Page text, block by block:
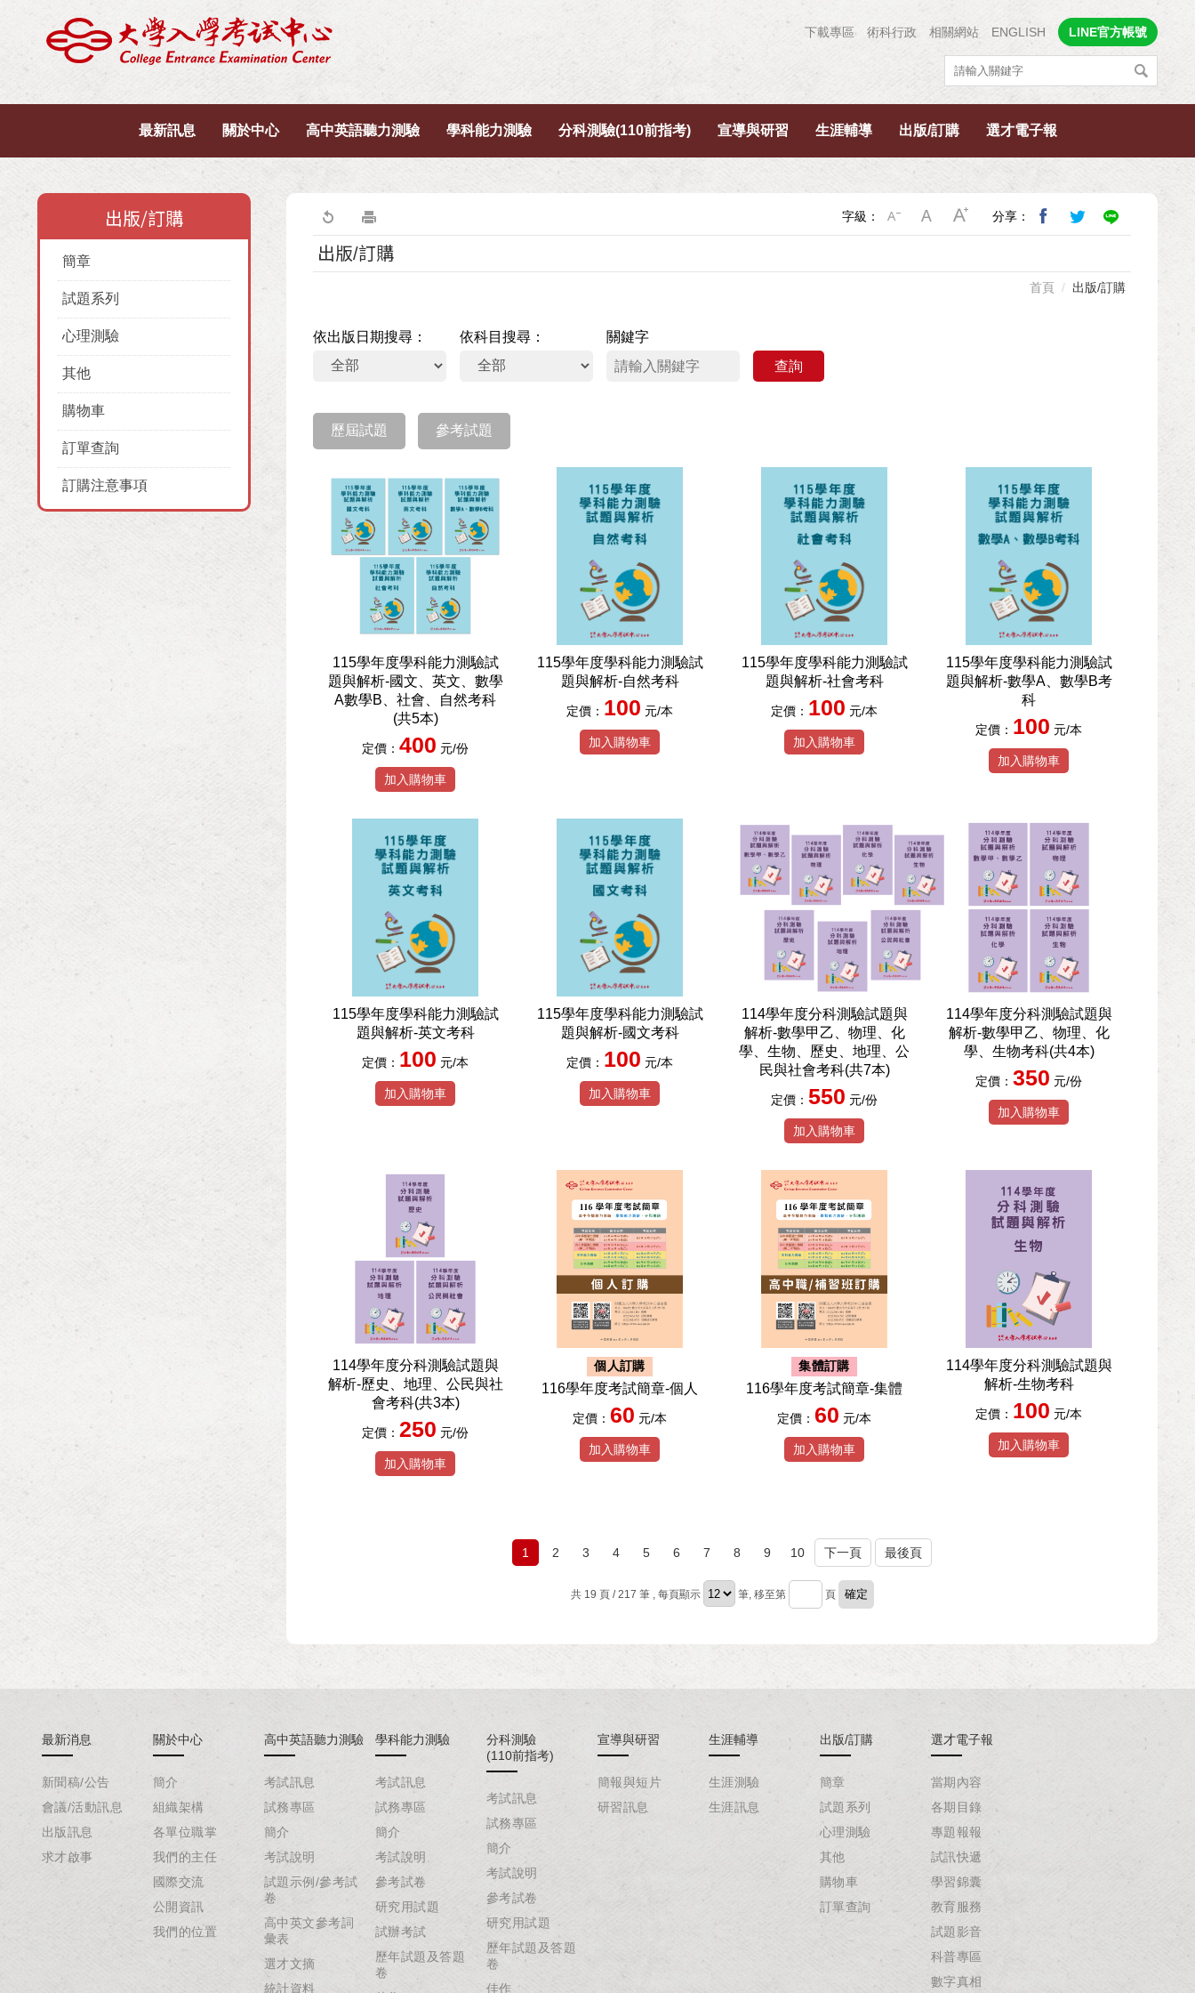
下載專區 術科行政 相關網站 ENGLISH LINE官方帳號
最新訊息 關於中心 高中英語聽力測驗 學科能力測驗 分科測驗(110前指考) 宣導與研習 生涯輔導 出版/訂購 選才電子報
出版/訂購
簡章
試題系列
心理測驗
其他
購物車
訂單查詢
訂購注意事項
字級： 分享：
出版/訂購
首頁 出版/訂購
依出版日期搜尋 依科目搜尋 關鍵字
歷屆試題 參考試題
115學年度學科能力測驗試
題與解析-國文、英文、數學
A數學B、社會、自然考科
(共5本)
定價： 400 元/份
加入購物車
115學年度學科能力測驗試
題與解析-自然考科
定價： 100 元/本
加入購物車
115學年度學科能力測驗試
題與解析-社會考科
定價： 100 元/本
加入購物車
115學年度學科能力測驗試
題與解析-數學A、數學B考
科
定價： 100 元/本
加入購物車
115學年度學科能力測驗試
題與解析-英文考科
定價： 100 元/本
加入購物車
115學年度學科能力測驗試
題與解析-國文考科
定價： 100 元/本
加入購物車
114學年度分科測驗試題與
解析-數學甲乙、物理、化
學、生物、歷史、地理、公
民與社會考科(共7本)
定價： 550 元/份
加入購物車
114學年度分科測驗試題與
解析-數學甲乙、物理、化
學、生物考科(共4本)
定價： 350 元/份
加入購物車
114學年度分科測驗試題與
解析-歷史、地理、公民與社
會考科(共3本)
定價： 250 元/份
加入購物車
個人訂購
116學年度考試簡章-個人
定價： 60 元/本
加入購物車
集體訂購
116學年度考試簡章-集體
定價： 60 元/本
加入購物車
114學年度分科測驗試題與
解析-生物考科
定價： 100 元/本
加入購物車
1 2 3 4 5 6 7 8 9 10 下一頁 最後頁
共 19 頁 / 217 筆 , 每頁顯示 筆, 移至第 頁
最新消息
新聞稿/公告
會議/活動訊息
出版訊息
求才啟事
關於中心
簡介
組織架構
各單位職掌
我們的主任
國際交流
公開資訊
我們的位置
高中英語聽力測驗
考試訊息
試務專區
簡介
考試說明
試題示例/參考試
卷
高中英文參考詞
彙表
選才文摘
統計資料
學科能力測驗
考試訊息
試務專區
簡介
考試說明
參考試卷
研究用試題
試辦考試
歷年試題及答題
卷
分科測驗
(110前指考)
考試訊息
試務專區
簡介
考試說明
參考試卷
研究用試題
歷年試題及答題
卷
佳作
宣導與研習
簡報與短片
研習訊息
生涯輔導
生涯測驗
生涯訊息
出版/訂購
簡章
試題系列
心理測驗
其他
購物車
訂單查詢
選才電子報
當期內容
各期目錄
專題報報
試訊快遞
學習錦囊
教育服務
試題影音
科普專區
數字真相